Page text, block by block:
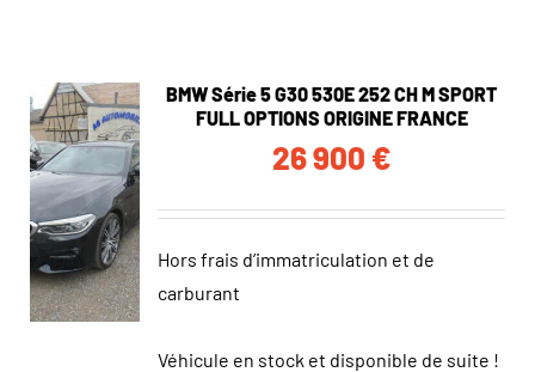
BMW Série 5 G30 530E 252 CH M SPORT
FULL OPTIONS ORIGINE FRANCE
26 900 €
Hors frais d’immatriculation et de
carburant
Véhicule en stock et disponible de suite !